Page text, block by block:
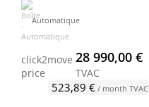
Automatique
click2move
price
28 990,00 €
TVAC
523,89 €/ month TVAC